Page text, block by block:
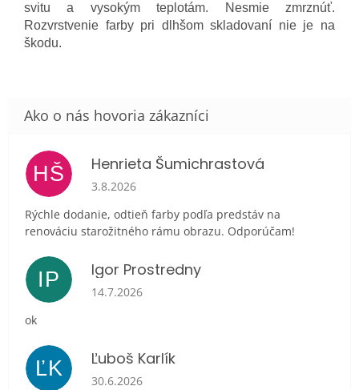
svitu a vysokým teplotám. Nesmie zmrznúť.
Rozvrstvenie farby pri dlhšom skladovaní nie je na
škodu.
HŠ Henrieta Šumichrastová
Hodnotenie obchodu je 5 z 5 hviezdičiek.
3.8.2026
Rýchle dodanie, odtieň farby podľa predstáv na
renováciu starožitného rámu obrazu. Odporúčam!
IP Igor Prostredny
Hodnotenie obchodu je 5 z 5 hviezdičiek.
14.7.2026
ok
ĽK Ľuboš Karlík
Hodnotenie obchodu je 5 z 5 hviezdičiek.
30.6.2026